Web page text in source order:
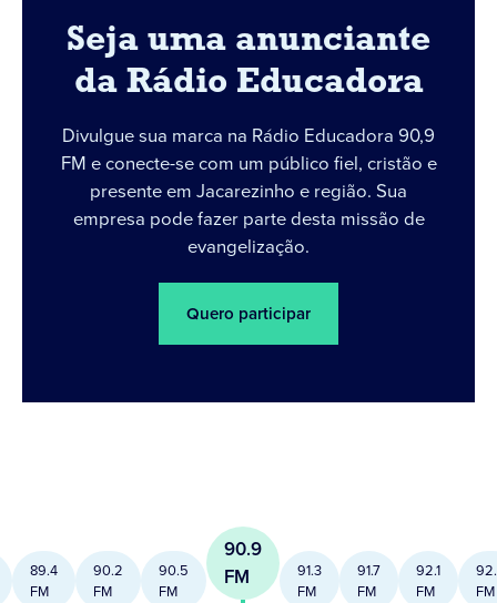
Seja uma anunciante
da Rádio Educadora
Divulgue sua marca na Rádio Educadora 90,9
FM e conecte-se com um público fiel, cristão e
presente em Jacarezinho e região. Sua
empresa pode fazer parte desta missão de
evangelização.
Quero participar
89.4
FM
90.2
FM
90.5
FM
90.9
FM
91.3
FM
91.7
FM
92.1
FM
FM